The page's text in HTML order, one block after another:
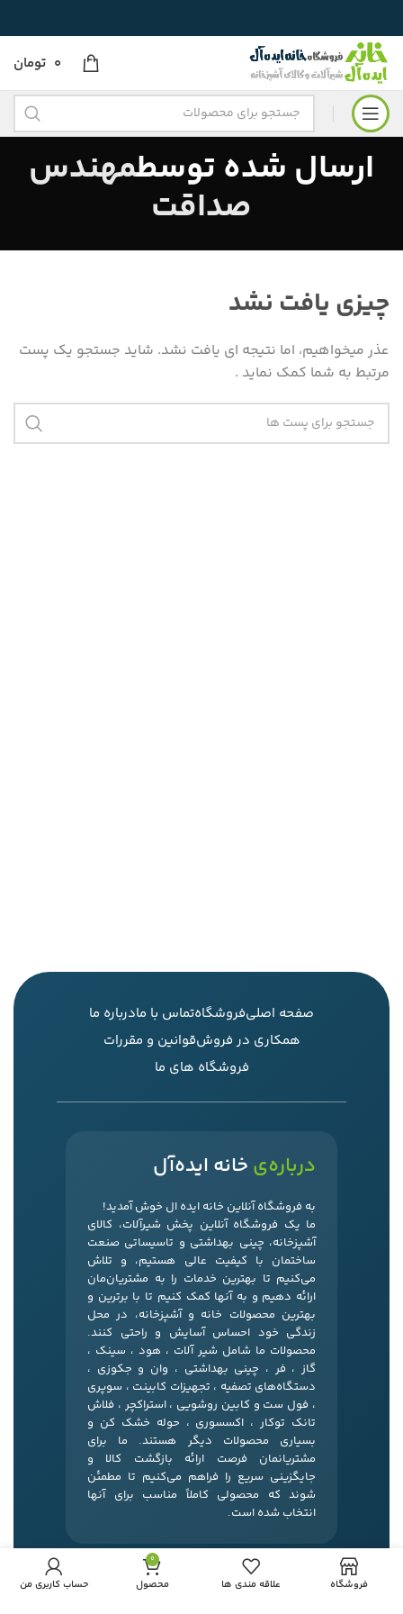
0 تومان
ارسال شده توسطمهندس
صداقت
چیزی یافت نشد
عذر میخواهیم، اما نتیجه ای یافت نشد. شاید جستجو یک پست
مرتبط به شما کمک نماید .
صفحه اصلیفروشگاهتماس با مادرباره ما
همکاری در فروشقوانین و مقررات
فروشگاه های ما
درباره‌ی خانه ایده‌آل
به فروشگاه آنلاین خانه ایده ال خوش آمدید!
ما یک فروشگاه آنلاین پخش شیرآلات، کالای
آشپزخانه، چینی بهداشتی و تاسیساتی صنعت
ساختمان با کیفیت عالی هستیم، و تلاش
می‌کنیم تا بهترین خدمات را به مشتریان‌مان
ارائه دهیم و به آنها کمک کنیم تا با برترین و
بهترین محصولات خانه و آشپزخانه، در محل
زندگی خود احساس آسایش و راحتی کنند.
محصولات ما شامل شیر آلات ، هود ، سینک ،
گاز ، فر ، چینی بهداشتی ، وان و جکوزی ،
دستگاه‌های تصفیه ، تجهیزات کابینت ، سوپری
، فول ست و کابین روشویی ، استراکچر ، فلاش
تانک توکار ، اکسسوری ، حوله خشک کن و
بسیاری محصولات دیگر هستند. ما برای
مشتریانمان فرصت ارائه بازگشت کالا و
جایگزینی سریع را فراهم می‌کنیم تا مطمئن
شوند که محصولی کاملاً مناسب برای آنها
انتخاب شده است.
فروشگاه علاقه مندی ها
0
محصول حساب کاربری من